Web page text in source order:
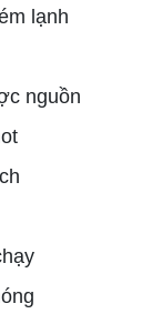
lạnh
nguồn